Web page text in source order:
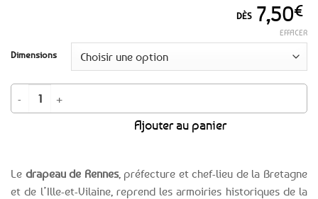
Le drapeau de Rennes, préfecture et chef-lieu de la Bretagne
et de l’Ille-et-Vilaine, reprend les armoiries historiques de la
DÈS 7,50€
Dimensions
EFFACER
quantité de Drapeau de Rennes – 2 formats au choix
Ajouter au panier